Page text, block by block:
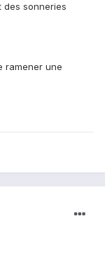
des sonneries
ramener une